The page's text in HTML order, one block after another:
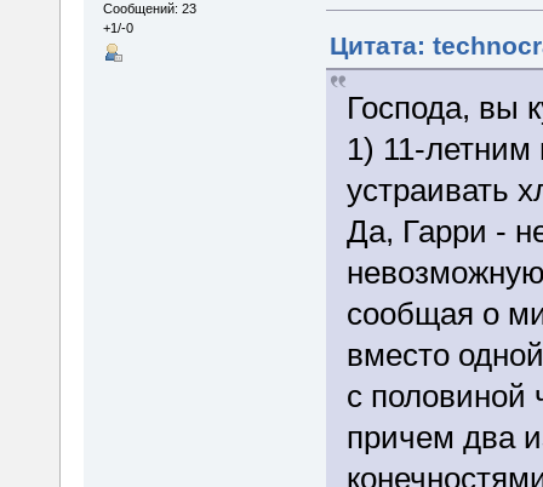
Сообщений: 23
+1/-0
Цитата:
Господа, вы
1) 11-летним
устраивать
Да, Гарри -
сообщая о
вместо
с половиной
причем два